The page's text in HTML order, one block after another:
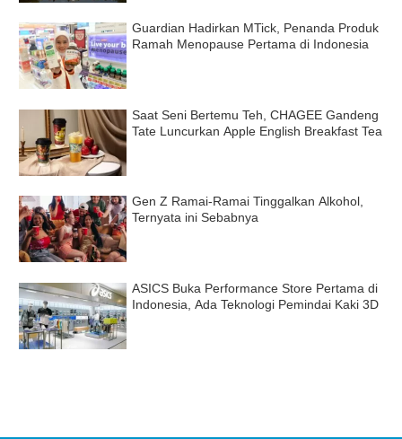
Guardian Hadirkan MTick, Penanda Produk
Ramah Menopause Pertama di Indonesia
Saat Seni Bertemu Teh, CHAGEE Gandeng
Tate Luncurkan Apple English Breakfast Tea
Gen Z Ramai-Ramai Tinggalkan Alkohol,
Ternyata ini Sebabnya
ASICS Buka Performance Store Pertama di
Indonesia, Ada Teknologi Pemindai Kaki 3D